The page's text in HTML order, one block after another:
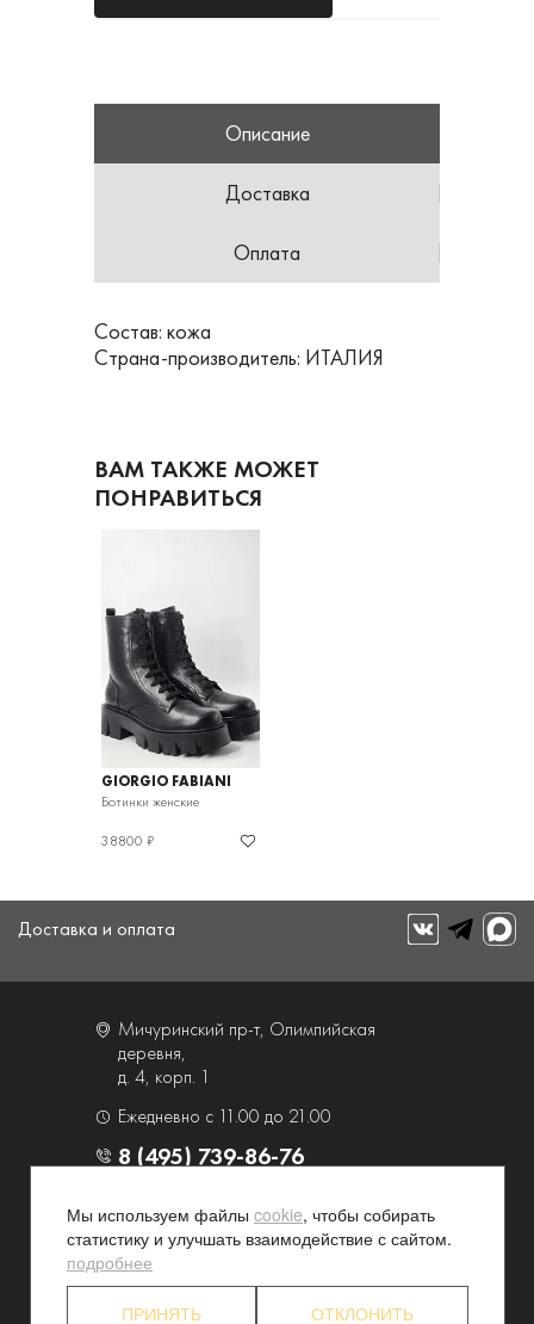
Описание
Доставка
Оплата
Состав: кожа
Страна-производитель: ИТАЛИЯ
ВАМ ТАКЖЕ МОЖЕТ
ПОНРАВИТЬСЯ
GIORGIO FABIANI
Ботинки женские
38800 ₽
Доставка и оплата
Мичуринский пр-т, Олимпийская
деревня,
д. 4, корп. 1
Ежедневно с 11.00 до 21.00
8 (495) 739-86-76
О компании
Услуги
Контакты и схема проезда
Наши преимущества
Партнерские программы
Конфиденциальность
Мы используем файлы cookie, чтобы собирать
статистику и улучшать взаимодействие с сайтом.
подробнее
ПРИНЯТЬ ОТКЛОНИТЬ